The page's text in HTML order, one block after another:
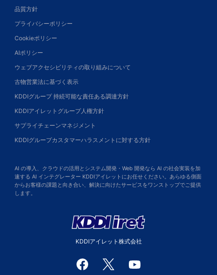
品質方針
プライバシーポリシー
Cookieポリシー
AIポリシー
ウェブアクセシビリティの取り組みについて
古物営業法に基づく表示
KDDIグループ 持続可能な責任ある調達方針
KDDIアイレットグループ人権方針
サプライチェーンマネジメント
KDDIグループカスタマーハラスメントに対する方針
AI の導入、クラウドの活用とシステム開発・Web 開発なら AI の社会実装を加
速する AI インテグレーター KDDIアイレットにお任せください。あらゆる側面
からお客様の課題と向き合い、解決に向けたサービスをワンストップでご提供
します。
KDDIアイレット株式会社